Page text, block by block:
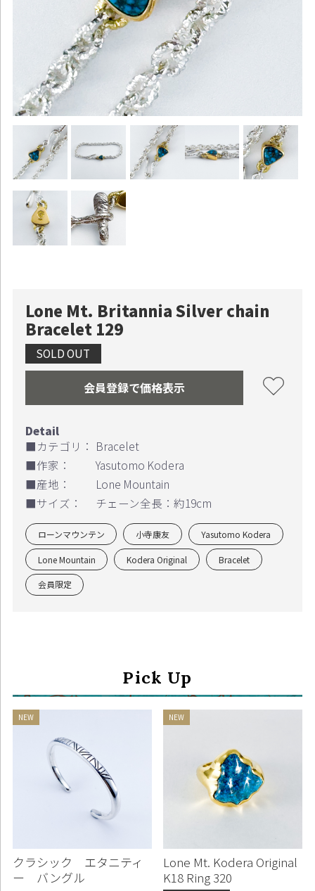
Lone Mt. Britannia Silver chain
Bracelet 129
SOLD OUT
会員登録で価格表示
■カテゴリ： Bracelet
■作家：
Yasutomo Kodera
■産地：
Lone Mountain
■サイズ：
チェーン全長：約19cm
ローンマウンテン 小寺康友 Yasutomo Kodera
Lone Mountain Kodera Original Bracelet
会員限定
Pick Up
クラシック エタニティ
ー バングル
Lone Mt. Kodera Original
K18 Ring 320